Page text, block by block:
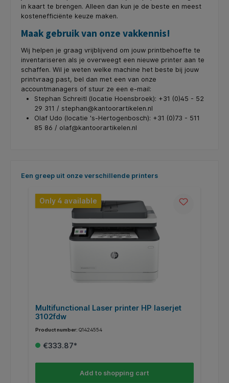
in kaart te brengen. Alleen dan kun je de beste en meest
kostenefficiënte keuze maken.
Maak gebruik van onze vakkennis!
Wij helpen je graag vrijblijvend om jouw printbehoefte te
inventariseren als je overweegt een nieuwe printer aan te
schaffen. Wil je weten welke machine het beste bij jouw
printvraag past, bel dan met een van onze
accountmanagers of stuur ze een e-mail:
Stephan Schreitl (locatie Hoensbroek): +31 (0)45 - 52
29 311 / stephan@kantoorartikelen.nl
Olaf Udo (locatie 's-Hertogenbosch): +31 (0)73 - 511
85 86 / olaf@kantoorartikelen.nl
Skip product gallery
Een greep uit onze verschillende printers
Only 4 available
Multifunctional Laser printer HP laserjet
3102fdw
Product number: Q1424554
€333.87*
Add to shopping cart